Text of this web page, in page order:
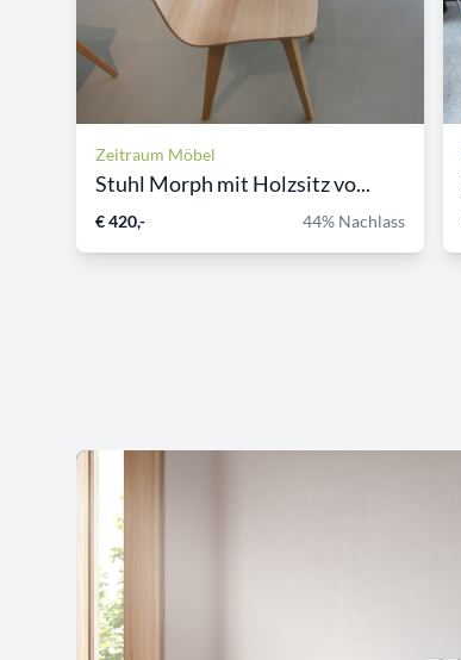
Zeitraum Möbel
Stuhl Morph mit Holzsitz vo...
€ 420,- 44% Nachlass